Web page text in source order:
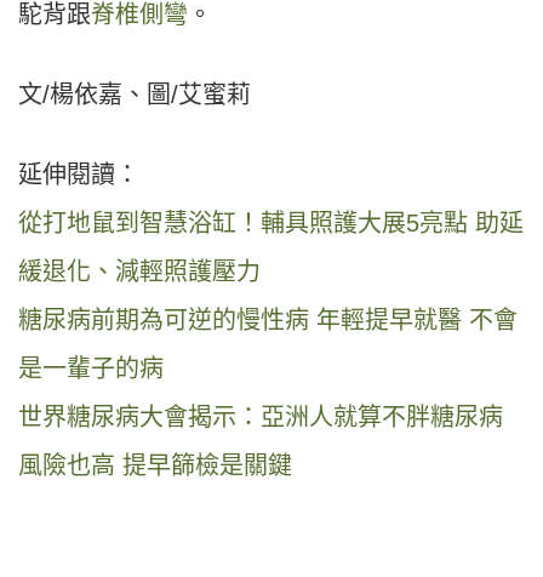
駝背跟脊椎側彎 。
文/楊依嘉、圖/艾蜜莉
延伸閱讀：
從打地鼠到智慧浴缸！輔具照護大展5亮點 助延
緩退化、減輕照護壓力
糖尿病前期為可逆的慢性病 年輕提早就醫 不會
是一輩子的病
世界糖尿病大會揭示：亞洲人就算不胖糖尿病
風險也高 提早篩檢是關鍵